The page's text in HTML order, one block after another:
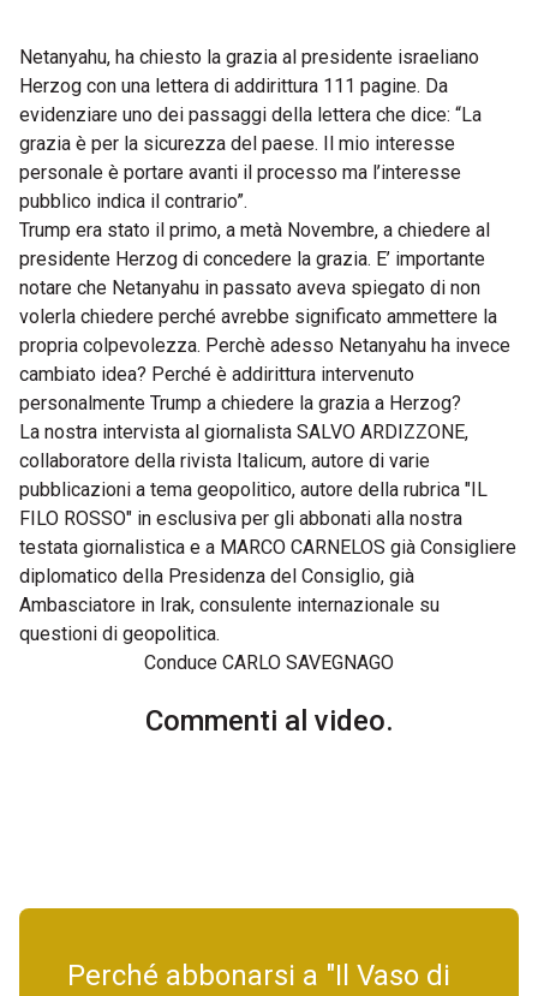
Netanyahu, ha chiesto la grazia al presidente israeliano
Herzog con una lettera di addirittura 111 pagine. Da
evidenziare uno dei passaggi della lettera che dice: “La
grazia è per la sicurezza del paese. Il mio interesse
personale è portare avanti il processo ma l’interesse
pubblico indica il contrario”.
Trump era stato il primo, a metà Novembre, a chiedere al
presidente Herzog di concedere la grazia. E’ importante
notare che Netanyahu in passato aveva spiegato di non
volerla chiedere perché avrebbe significato ammettere la
propria colpevolezza. Perchè adesso Netanyahu ha invece
cambiato idea? Perché è addirittura intervenuto
personalmente Trump a chiedere la grazia a Herzog?
La nostra intervista al giornalista SALVO ARDIZZONE,
collaboratore della rivista Italicum, autore di varie
pubblicazioni a tema geopolitico, autore della rubrica "IL
FILO ROSSO" in esclusiva per gli abbonati alla nostra
testata giornalistica e a MARCO CARNELOS già Consigliere
diplomatico della Presidenza del Consiglio, già
Ambasciatore in Irak, consulente internazionale su
questioni di geopolitica.
Conduce CARLO SAVEGNAGO
Commenti al video.
Perché abbonarsi a "Il Vaso di